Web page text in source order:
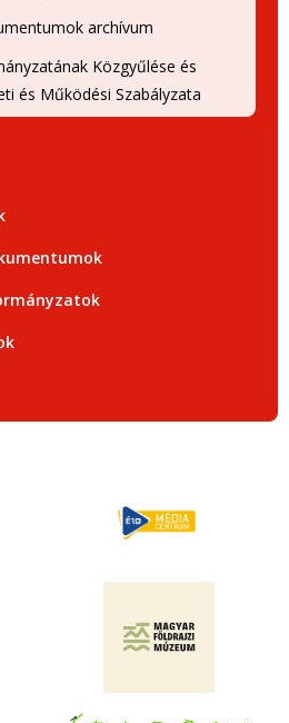
archívum
Közgyűlése és
és Működési Szabályzata